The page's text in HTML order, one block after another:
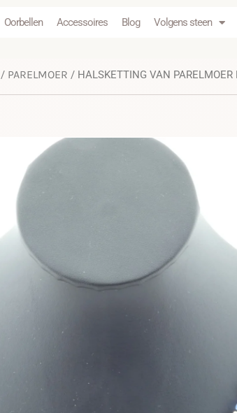
Oorbellen Accessoires Blog Volgens steen
/ PARELMOER / HALSKETTING VAN PARELMOER